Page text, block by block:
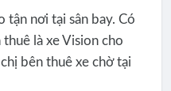
nơi tại sân bay. Có
là xe Vision cho
bên thuê xe chờ tại